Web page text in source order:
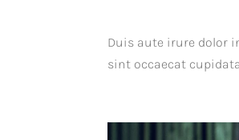
Duis aute irure dolor
sint occaecat